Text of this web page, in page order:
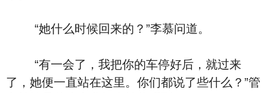
“她什么时候回来的？”李慕问道。
“有一会了，我把你的车停好后，就过来
了，她便一直站在这里。你们都说了些什么？”管